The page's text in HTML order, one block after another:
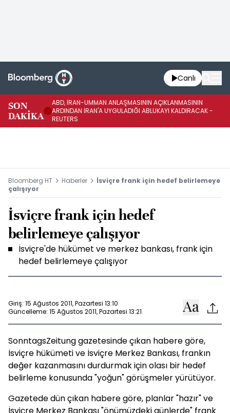
Canlı
SON
DAKİKA
ABD, İRAN-UMMAN ANLAŞMASININ AÇIKLANMASININ
ARDINDAN İRAN'A UYGULADIĞI ABLUKAYI KALDIRACAK -
REUTERS
Bloomberg HT Haberler
İsviçre frank için hedef belirlemeye
çalışıyor
İsviçre frank için hedef
belirlemeye çalışıyor
İsviçre'de hükümet ve merkez bankası, frank için
hedef belirlemeye çalışıyor
Giriş: 15 Ağustos 2011, Pazartesi 13:10
Güncelleme: 15 Ağustos 2011, Pazartesi 13:21
SonntagsZeitung gazetesinde çıkan habere göre,
İsviçre hükümeti ve İsviçre Merkez Bankası, frankın
değer kazanmasını durdurmak için olası bir hedef
belirleme konusunda "yoğun" görüşmeler yürütüyor.
Gazetede dün çıkan habere göre, planlar "hazır" ve